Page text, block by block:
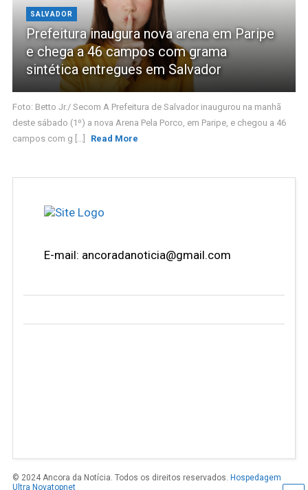
SALVADOR
Prefeitura inaugura nova arena em Paripe
e chega a 46 campos com grama
sintética entregues em Salvador
Foto: Betto Jr./ Secom A Prefeitura de Salvador inaugurou na manhã
deste sábado (1º) a nova Arena Pela Porco, em Paripe, e chegou a 46
campos com g [...]
Read More
E-mail: ancoradanoticia@gmail.com
© 2024 Ancora da Notícia. Todos os direitos reservados. Hospedagem
Ultra Novatopnet